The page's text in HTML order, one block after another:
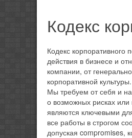
Кодекс
Кодекс
действия в бизнесе и
компании, от
корпоративной
Мы требуем от себя и
о возможных рисках
являются ключевыми
все работы в строгом
допуская compromises,